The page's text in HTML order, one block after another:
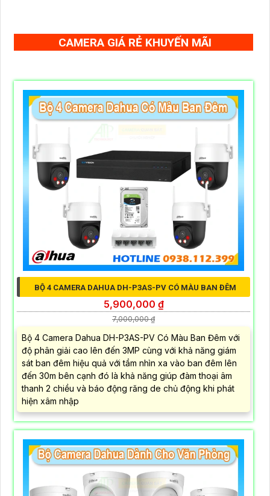
CAMERA GIÁ RẺ KHUYẾN MÃI
BỘ 4 CAMERA DAHUA DH-P3AS-PV CÓ MÀU BAN ĐÊM
5,900,000 ₫
7,000,000 ₫
Bộ 4 Camera Dahua DH-P3AS-PV Có Màu Ban Đêm với
độ phân giải cao lên đến 3MP cùng với khả năng giám
sát ban đêm hiệu quả với tầm nhìn xa vào ban đêm lên
đến 30m bên cạnh đó là khả năng giúp đàm thoại âm
thanh 2 chiều và báo động răng de chủ động khi phát
hiện xâm nhập